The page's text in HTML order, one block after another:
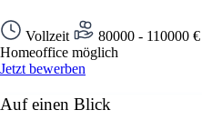
Vollzeit 80000 - 110000
Homeoffice möglich
Jetzt bewerben
Auf einen Blick